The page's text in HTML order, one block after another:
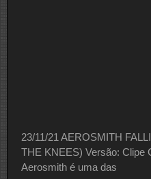
23/11/21 AEROSMITH
THE KNEES) Versão: Clipe
Aerosmith é uma das